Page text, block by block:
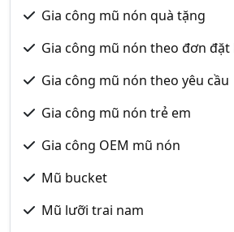
Gia công mũ nón quà tặng
Gia công mũ nón theo đơn đặt
Gia công mũ nón theo yêu cầu
Gia công mũ nón trẻ em
Gia công OEM mũ nón
Mũ bucket
Mũ lưỡi trai nam